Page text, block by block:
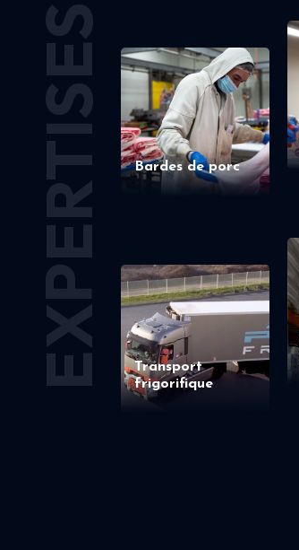
EXPERTISES Bardes de porc
Transport
frigorifique